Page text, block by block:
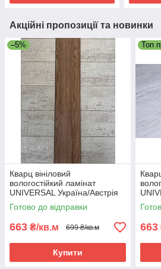
Акційні пропозиції та новинки
–5%
Кварц вініловий
вологостійкий ламінат
UNIVERSAL Україна/Австрія
405/5 - 42 клас
Готово до відправки
663 ₴/кв.м 699 ₴/кв.м
Купити
Топ
413/
663